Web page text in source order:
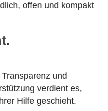
offen und kompakt
und
verdient es,
Hilfe geschieht.